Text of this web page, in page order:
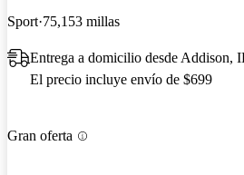
Sport 75,153 millas
Entrega a domicilio desde Addison,
El precio incluye envío de $699
Gran oferta